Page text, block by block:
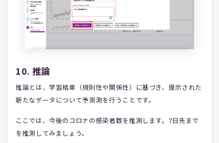
10. 推論
推論とは、学習結果（規則性や関係性）に基づき、提示された
新たなデータについて予測測を行うことです。
ここでは、今後のコロナの感染者数を推測します。7日先まで
を推測してみましょう。